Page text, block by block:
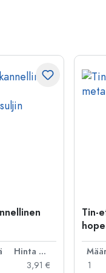
Hinta per kpl
3,91 €
Tin-
1